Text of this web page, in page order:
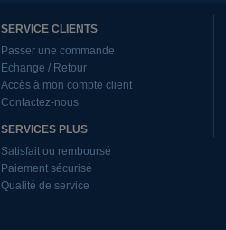
SERVICE CLIENTS
Passer une commande
Echange / Retour
Accès à mon compte client
Contactez-nous
SERVICES PLUS
Satisfait ou remboursé
Paiement sécurisé
Qualité de service